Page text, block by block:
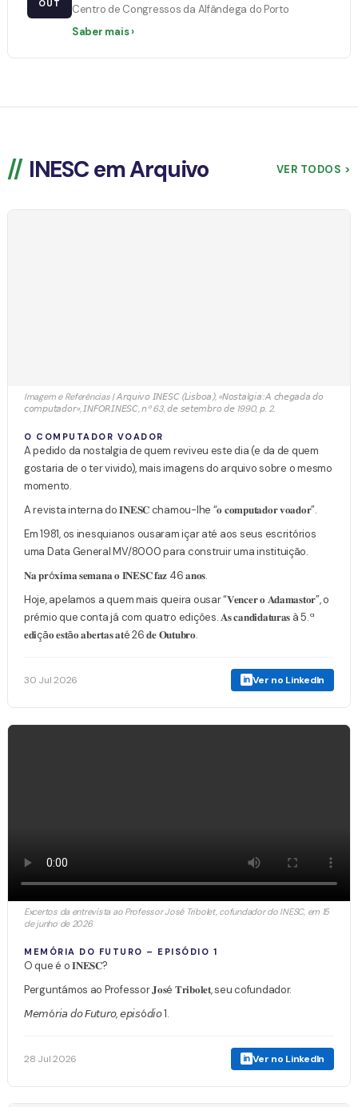
OUT
Centro de Congressos da Alfândega do Porto
Saber mais ›
INESC em Arquivo VER TODOS >
Imagem e Referências | 𝘈𝘳𝘲𝘶𝘪𝘷𝘰 𝘐𝘕𝘌𝘚𝘊 (𝘓𝘪𝘴𝘣𝘰𝘢), «𝘕𝘰𝘴𝘵𝘢𝘭𝘨𝘪𝘢: 𝘈 𝘤𝘩𝘦𝘨𝘢𝘥𝘢 𝘥𝘰
𝘤𝘰𝘮𝘱𝘶𝘵𝘢𝘥𝘰𝘳», 𝘐𝘕𝘍𝘖𝘙𝘐𝘕𝘌𝘚𝘊, 𝘯º 63, 𝘥𝘦 𝘴𝘦𝘵𝘦𝘮𝘣𝘳𝘰 𝘥𝘦 1990, 𝘱. 2.
O COMPUTADOR VOADOR
A pedido da nostalgia de quem reviveu este dia (e da de quem
gostaria de o ter vivido), mais imagens do arquivo sobre o mesmo
momento.
A revista interna do 𝐈𝐍𝐄𝐒𝐂 chamou-lhe “𝐨 𝐜𝐨𝐦𝐩𝐮𝐭𝐚𝐝𝐨𝐫 𝐯𝐨𝐚𝐝𝐨𝐫”.
Em 1981, os inesquianos ousaram içar até aos seus escritórios
uma Data General MV/8000 para construir uma instituição.
𝐍𝐚 𝐩𝐫ó𝐱𝐢𝐦𝐚 𝐬𝐞𝐦𝐚𝐧𝐚 𝐨 𝐈𝐍𝐄𝐒𝐂 𝐟𝐚𝐳 46 𝐚𝐧𝐨𝐬.
Hoje, apelamos a quem mais queira ousar “𝐕𝐞𝐧𝐜𝐞𝐫 𝐨 𝐀𝐝𝐚𝐦𝐚𝐬𝐭𝐨𝐫”, o
prémio que conta já com quatro edições. 𝐀𝐬 𝐜𝐚𝐧𝐝𝐢𝐝𝐚𝐭𝐮𝐫𝐚𝐬 à 5.ª
𝐞𝐝𝐢çã𝐨 𝐞𝐬𝐭ã𝐨 𝐚𝐛𝐞𝐫𝐭𝐚𝐬 𝐚𝐭é 26 𝐝𝐞 𝐎𝐮𝐭𝐮𝐛𝐫𝐨.
30 Jul 2026 Ver no LinkedIn
Excertos da entrevista ao Professor José Tribolet, cofundador do INESC, em 15
de junho de 2026
MEMÓRIA DO FUTURO – EPISÓDIO 1
O que é o 𝐈𝐍𝐄𝐒𝐂?
Perguntámos ao Professor 𝐉𝐨𝐬é 𝐓𝐫𝐢𝐛𝐨𝐥𝐞𝐭, seu cofundador.
𝘔𝘦𝘮ó𝘳𝘪𝘢 𝘥𝘰 𝘍𝘶𝘵𝘶𝘳𝘰, 𝘦𝘱𝘪𝘴ó𝘥𝘪𝘰 1.
28 Jul 2026 Ver no LinkedIn